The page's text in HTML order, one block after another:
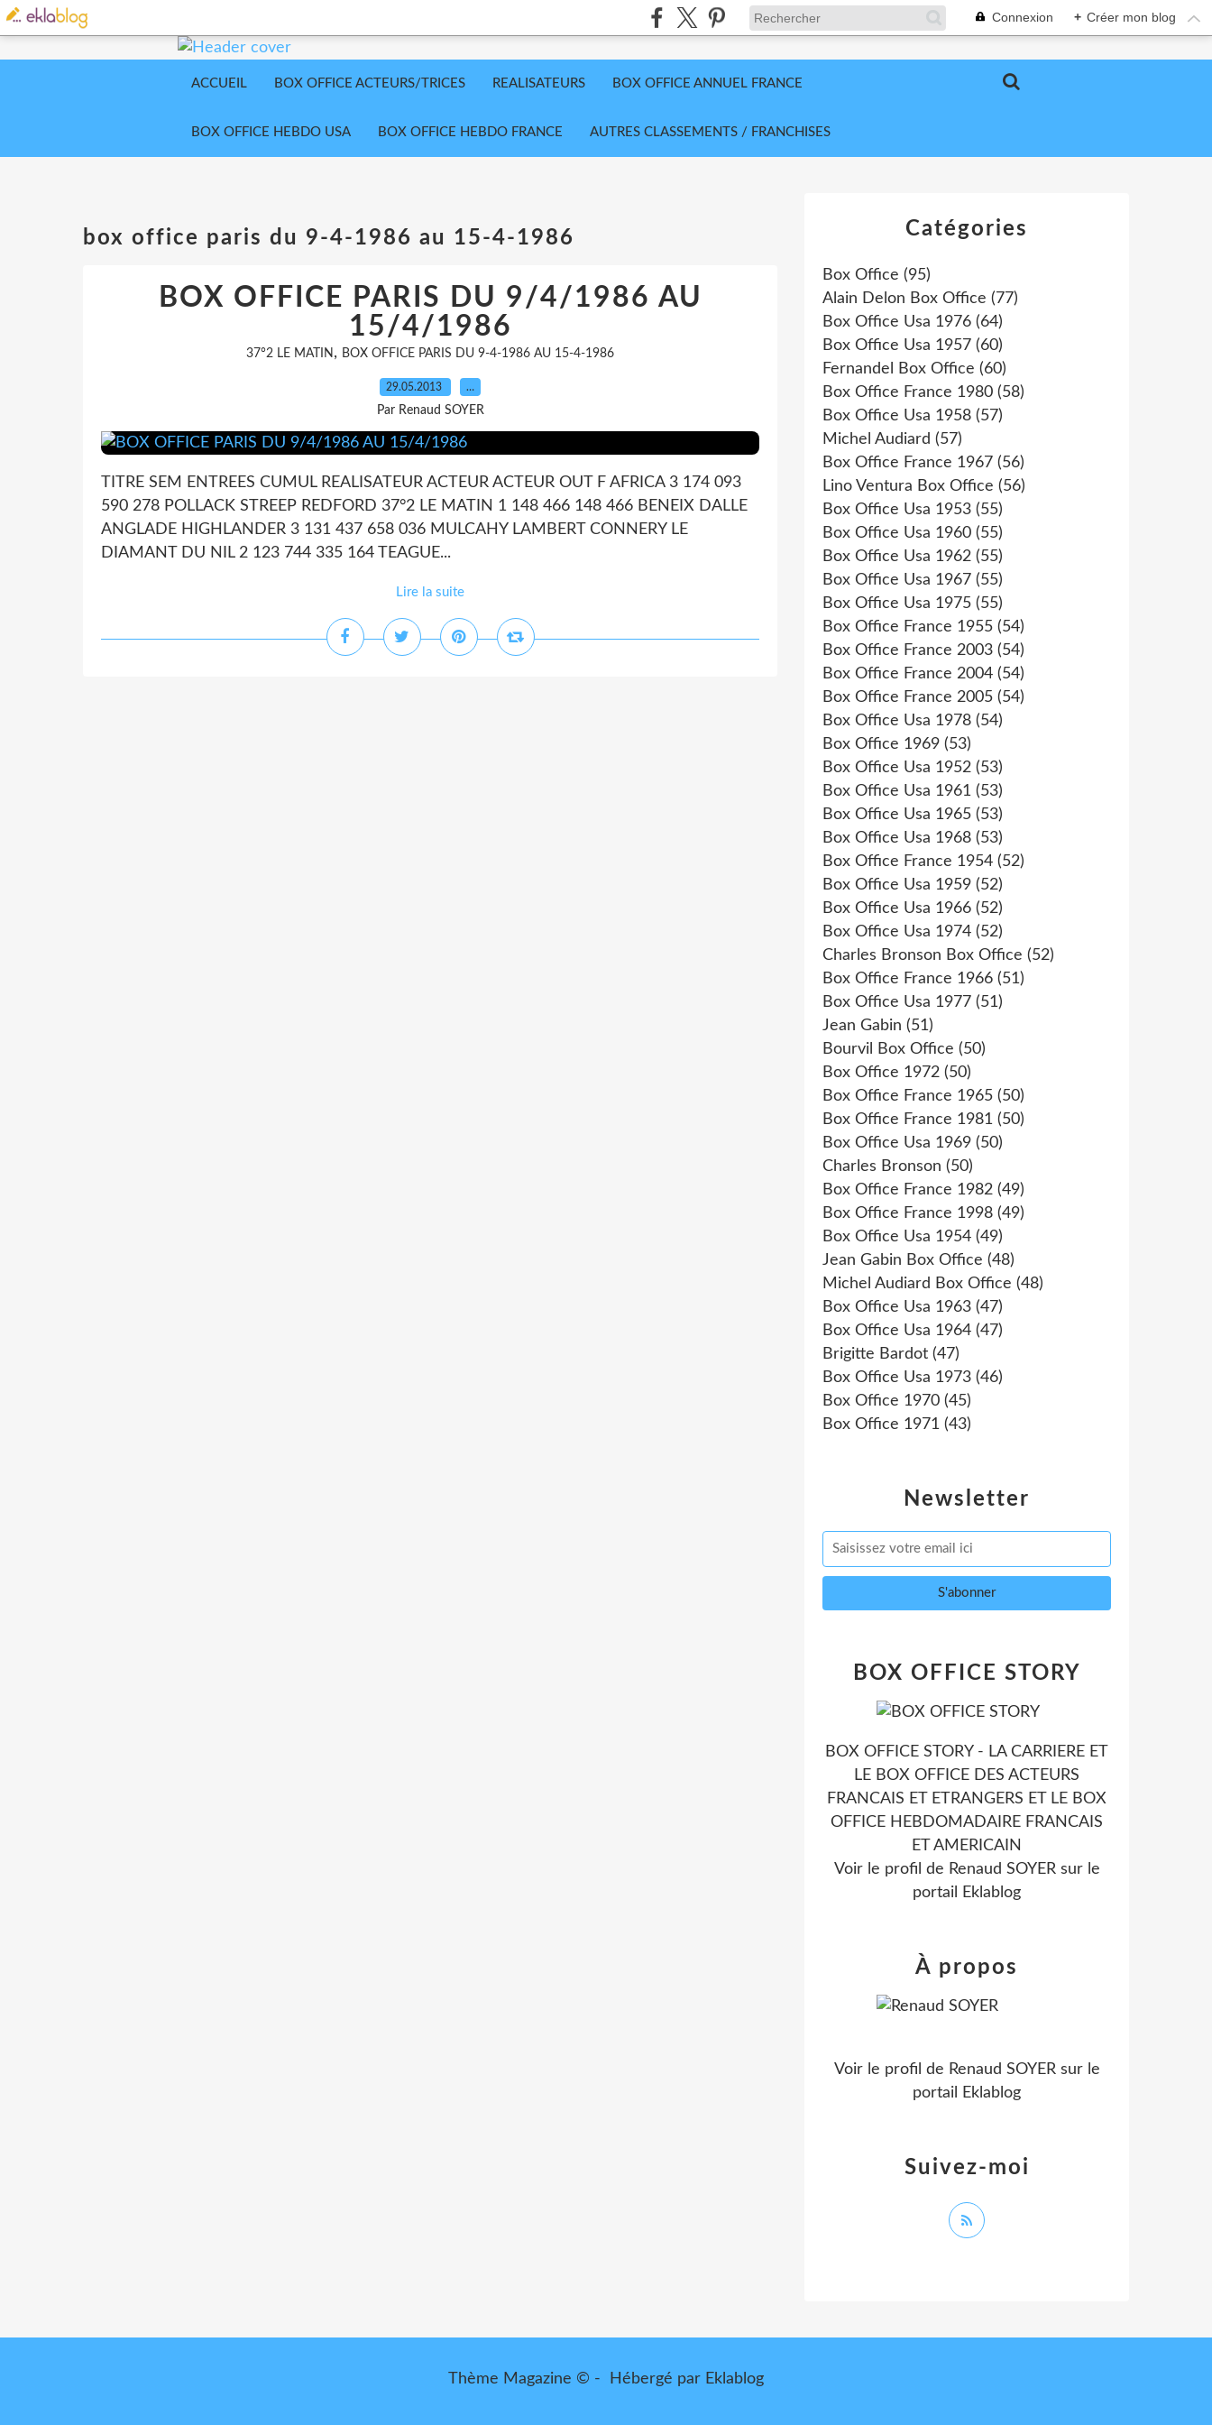
Connexion + Créer mon blog
ACCUEIL BOX OFFICE ACTEURS/TRICES REALISATEURS BOX OFFICE ANNUEL FRANCE
BOX OFFICE HEBDO USA BOX OFFICE HEBDO FRANCE AUTRES CLASSEMENTS / FRANCHISES
box office paris du 9-4-1986 au 15-4-1986
BOX OFFICE PARIS DU 9/4/1986 AU
15/4/1986
37°2 LE MATIN , BOX OFFICE PARIS DU 9-4-1986 AU 15-4-1986
29.05.2013 …
Par Renaud SOYER
TITRE SEM ENTREES CUMUL REALISATEUR ACTEUR ACTEUR OUT F AFRICA 3 174 093
590 278 POLLACK STREEP REDFORD 37°2 LE MATIN 1 148 466 148 466 BENEIX DALLE
ANGLADE HIGHLANDER 3 131 437 658 036 MULCAHY LAMBERT CONNERY LE
DIAMANT DU NIL 2 123 744 335 164 TEAGUE...
Lire la suite
Newsletter
Catégories
Box Office (95)
Alain Delon Box Office (77)
Box Office Usa 1976 (64)
Box Office Usa 1957 (60)
Fernandel Box Office (60)
Box Office France 1980 (58)
Box Office Usa 1958 (57)
Michel Audiard (57)
Box Office France 1967 (56)
Lino Ventura Box Office (56)
Box Office Usa 1953 (55)
Box Office Usa 1960 (55)
Box Office Usa 1962 (55)
Box Office Usa 1967 (55)
Box Office Usa 1975 (55)
Box Office France 1955 (54)
Box Office France 2003 (54)
Box Office France 2004 (54)
Box Office France 2005 (54)
Box Office Usa 1978 (54)
Box Office 1969 (53)
Box Office Usa 1952 (53)
Box Office Usa 1961 (53)
Box Office Usa 1965 (53)
Box Office Usa 1968 (53)
Box Office France 1954 (52)
Box Office Usa 1959 (52)
Box Office Usa 1966 (52)
Box Office Usa 1974 (52)
Charles Bronson Box Office (52)
Box Office France 1966 (51)
Box Office Usa 1977 (51)
Jean Gabin (51)
Bourvil Box Office (50)
Box Office 1972 (50)
Box Office France 1965 (50)
Box Office France 1981 (50)
Box Office Usa 1969 (50)
Charles Bronson (50)
Box Office France 1982 (49)
Box Office France 1998 (49)
Box Office Usa 1954 (49)
Jean Gabin Box Office (48)
Michel Audiard Box Office (48)
Box Office Usa 1963 (47)
Box Office Usa 1964 (47)
Brigitte Bardot (47)
Box Office Usa 1973 (46)
Box Office 1970 (45)
Box Office 1971 (43)
BOX OFFICE STORY
BOX OFFICE STORY - LA CARRIERE ET
LE BOX OFFICE DES ACTEURS
FRANCAIS ET ETRANGERS ET LE BOX
OFFICE HEBDOMADAIRE FRANCAIS
ET AMERICAIN
Voir le profil de Renaud SOYERsur le
portail Eklablog
Suivez-moi
À propos
Voir le profil de Renaud SOYERsur le
portail Eklablog
Thème Magazine © - Hébergé par Eklablog